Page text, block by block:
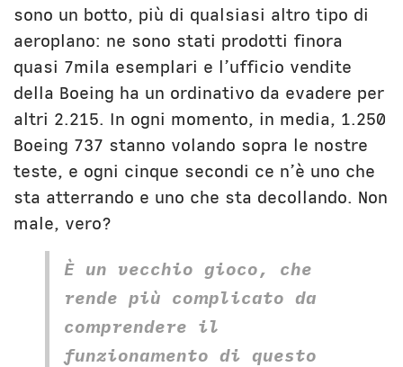
sono un botto, più di qualsiasi altro tipo di
aeroplano: ne sono stati prodotti finora
quasi 7mila esemplari e l’ufficio vendite
della Boeing ha un ordinativo da evadere per
altri 2.215. In ogni momento, in media, 1.250
Boeing 737 stanno volando sopra le nostre
teste, e ogni cinque secondi ce n’è uno che
sta atterrando e uno che sta decollando. Non
male, vero?
È un vecchio gioco, che
rende più complicato da
comprendere il
funzionamento di questo